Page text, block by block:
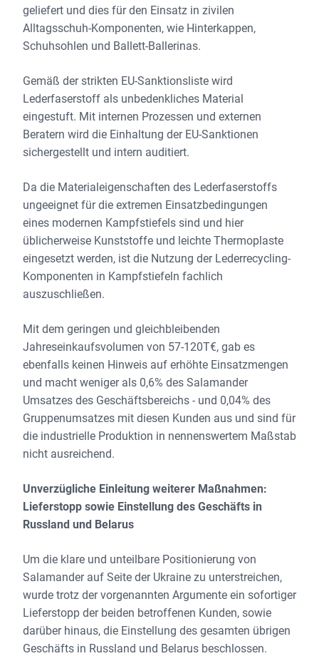
geliefert und dies für den Einsatz in zivilen
Alltagsschuh-Komponenten, wie Hinterkappen,
Schuhsohlen und Ballett-Ballerinas.
Gemäß der strikten EU-Sanktionsliste wird
Lederfaserstoff als unbedenkliches Material
eingestuft. Mit internen Prozessen und externen
Beratern wird die Einhaltung der EU-Sanktionen
sichergestellt und intern auditiert.
Da die Materialeigenschaften des Lederfaserstoffs
ungeeignet für die extremen Einsatzbedingungen
eines modernen Kampfstiefels sind und hier
üblicherweise Kunststoffe und leichte Thermoplaste
eingesetzt werden, ist die Nutzung der Lederrecycling-
Komponenten in Kampfstiefeln fachlich
auszuschließen.
Mit dem geringen und gleichbleibenden
Jahreseinkaufsvolumen von 57-120T€, gab es
ebenfalls keinen Hinweis auf erhöhte Einsatzmengen
und macht weniger als 0,6% des Salamander
Umsatzes des Geschäftsbereichs - und 0,04% des
Gruppenumsatzes mit diesen Kunden aus und sind für
die industrielle Produktion in nennenswertem Maßstab
nicht ausreichend.
Unverzügliche Einleitung weiterer Maßnahmen:
Lieferstopp sowie Einstellung des Geschäfts in
Russland und Belarus
Um die klare und unteilbare Positionierung von
Salamander auf Seite der Ukraine zu unterstreichen,
wurde trotz der vorgenannten Argumente ein sofortiger
Lieferstopp der beiden betroffenen Kunden, sowie
darüber hinaus, die Einstellung des gesamten übrigen
Geschäfts in Russland und Belarus beschlossen.